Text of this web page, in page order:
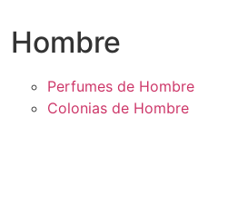
Hombre
Perfumes de Hombre
Colonias de Hombre